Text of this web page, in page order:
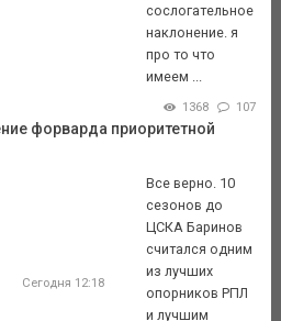
сослогательное
наклонение. я
про то что
имеем ...
1368 107
форварда приоритетной
Сегодня 12:18
Все верно. 10
сезонов до
ЦСКА Баринов
считался одним
из лучших
опорников РПЛ
и лучшим